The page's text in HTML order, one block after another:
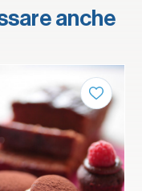
anche